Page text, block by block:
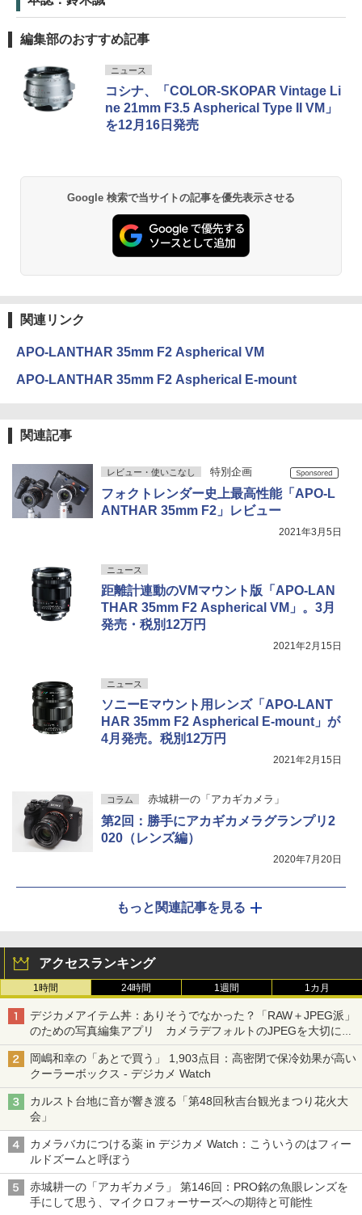
編集部のおすすめ記事
ニュース
コシナ、「COLOR-SKOPAR Vintage Li
ne 21mm F3.5 Aspherical Type II VM」
を12月16日発売
Google 検索で当サイトの記事を優先表示させる
関連リンク
APO-LANTHAR 35mm F2 Aspherical VM
APO-LANTHAR 35mm F2 Aspherical E-mount
関連記事
レビュー・使いこなし 特別企画
フォクトレンダー史上最高性能「APO-L
ANTHAR 35mm F2」レビュー
2021年3月5日
ニュース
距離計連動のVMマウント版「APO-LAN
THAR 35mm F2 Aspherical VM」。3月
発売・税別12万円
2021年2月15日
ニュース
ソニーEマウント用レンズ「APO-LANT
HAR 35mm F2 Aspherical E-mount」が
4月発売。税別12万円
2021年2月15日
コラム 赤城耕一の「アカギカメラ」
第2回：勝手にアカギカメラグランプリ2
020（レンズ編）
2020年7月20日
もっと関連記事を見る
アクセスランキング
1時間 24時間 1週間 1カ月
デジカメアイテム丼：ありそうでなかった？「RAW＋JPEG派」
のための写真編集アプリ カメラデフォルトのJPEGを大切にす
る「Filmator」
岡嶋和幸の「あとで買う」 1,903点目：高密閉で保冷効果が高い
クーラーボックス - デジカメ Watch
カルスト台地に音が響き渡る「第48回秋吉台観光まつり花火大
会」
カメラバカにつける薬 in デジカメ Watch：こういうのはフィー
ルドズームと呼ぼう
赤城耕一の「アカギカメラ」 第146回：PRO銘の魚眼レンズを
手にして思う、マイクロフォーサーズへの期待と可能性